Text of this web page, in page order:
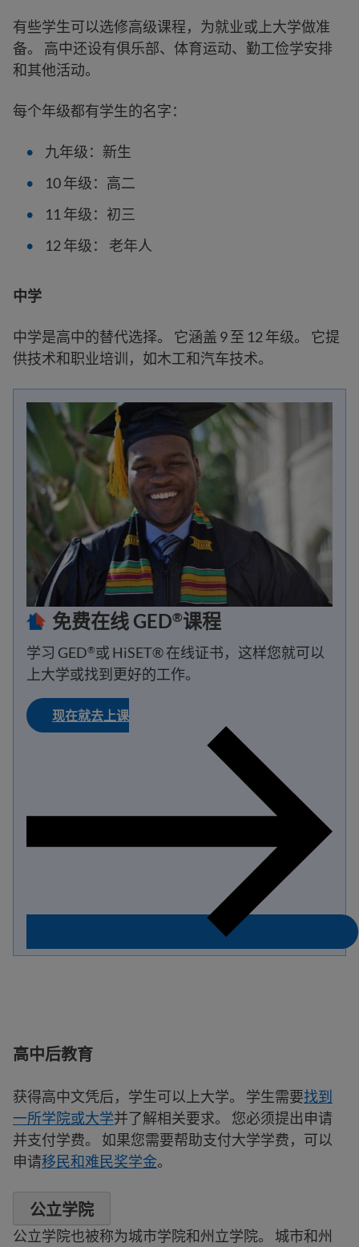
有些学生可以选修高级课程，为就业或上大学做准
备。 高中还设有俱乐部、体育运动、勤工俭学安排
和其他活动。
每个年级都有学生的名字：
九年级：新生
10 年级：高二
11 年级：初三
12 年级： 老年人
中学
中学是高中的替代选择。 它涵盖 9 至 12 年级。 它提
供技术和职业培训，如木工和汽车技术。
免费在线 GED®课程
学习 GED®或 HiSET® 在线证书，这样您就可以
上大学或找到更好的工作。
现在就去上课
高中后教育
获得高中文凭后，学生可以上大学。 学生需要找到
一所学院或大学并了解相关要求。 您必须提出申请
并支付学费。 如果您需要帮助支付大学学费，可以
申请移民和难民奖学金。
公立学院
公立学院也被称为城市学院和州立学院。 城市和州